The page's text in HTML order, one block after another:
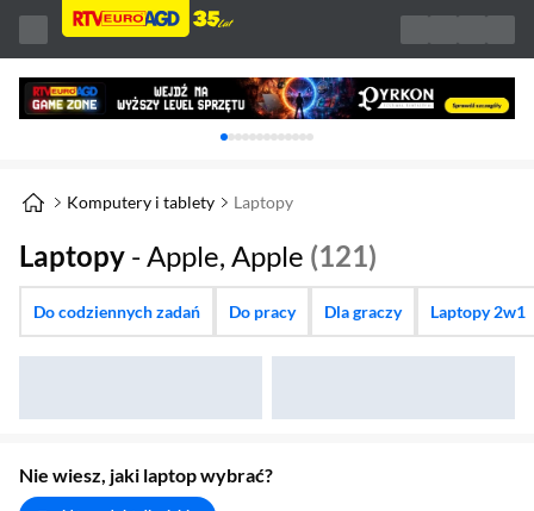
Karuzela z banerami, aktualny element 1 z
Komputery i tablety Laptopy
Laptopy - Apple, Apple (121)
Do codziennych zadań Do pracy Dla graczy Laptopy 2w1
Nie wiesz, jaki laptop wybrać?